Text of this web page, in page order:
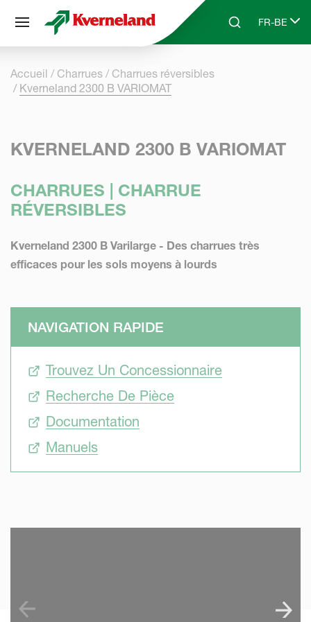
Skip to main content
SearchFR-BE
Select
Accueil Charrues
Charrues réversibles
Kverneland 2300 B VARIOMAT
KVERNELAND 2300 B VARIOMAT
CHARRUES | CHARRUE
RÉVERSIBLES
Kverneland 2300 B Varilarge - Des charrues très
efficaces pour les sols moyens à lourds
NAVIGATION RAPIDE
Trouvez Un Concessionnaire
Recherche De Pièce
Documentation
Manuels
Panneau de gestion des cookies